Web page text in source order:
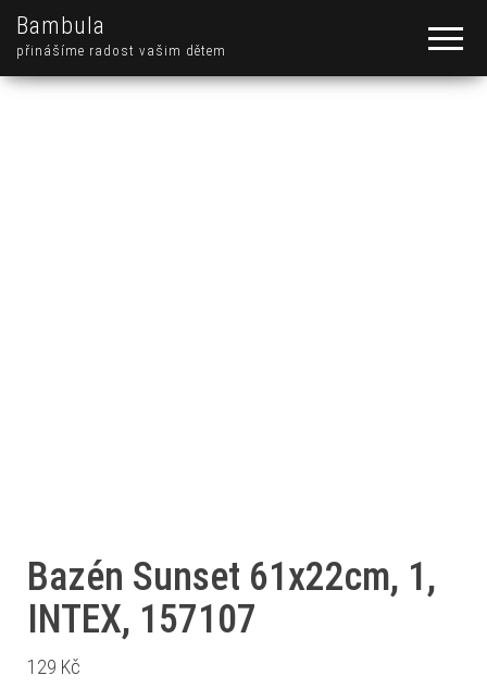
Bambula
přinášíme radost vašim dětem
Bazén Sunset 61x22cm, 1,
INTEX, 157107
129 Kč